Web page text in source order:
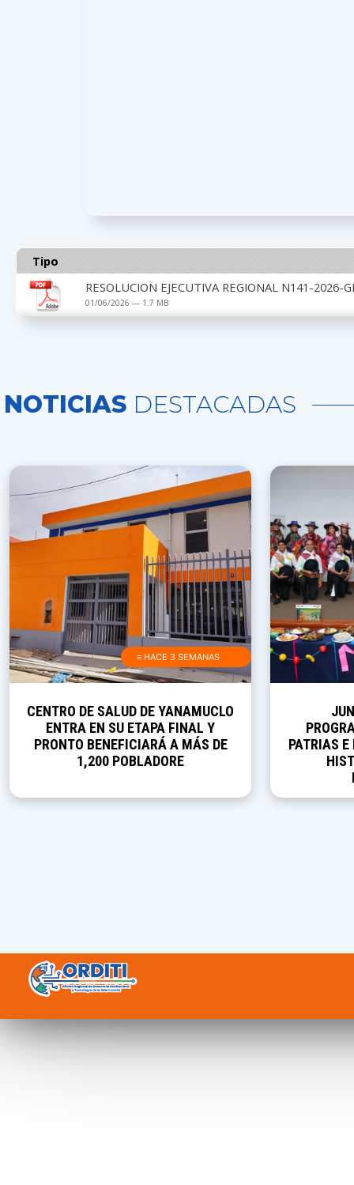
Tipo
RESOLUCION EJECUTIVA REGIONAL N141-2026-
01/06/2026 — 1.7 MB
NOTICIAS DESTACADAS
≡ HACE 3 SEMANAS
CENTRO DE SALUD DE YANAMUCLO
ENTRA EN SU ETAPA FINAL Y
PRONTO BENEFICIARÁ A MÁS DE
1,200 POBLADORE
PATRIAS